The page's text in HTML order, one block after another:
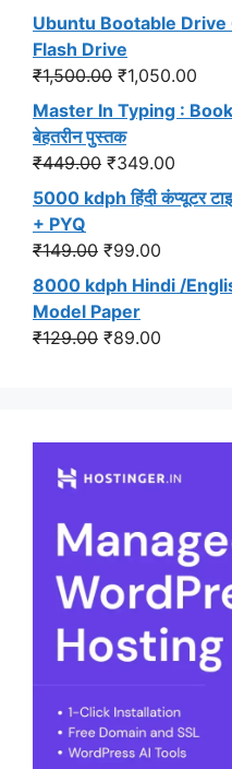
price
was:
₹549.00.
price
is:
Ubuntu Bootable
Flash Drive
₹1,500.00 Original
price
was:
₹1,500.00.
₹1,050.00
price
is:
Master In Typing : Book
बेहतरीन पुस्तक
₹449.00 Original
price
was:
₹449.00.
₹349.00
price
is:
5000 kdph हिंदी कंप्यूटर
+ PYQ
₹149.00 Original
price
was:
₹149.00.
₹99.00
price
is:
8000 kdph Hindi /
Model Paper
₹129.00 Original
₹89.00